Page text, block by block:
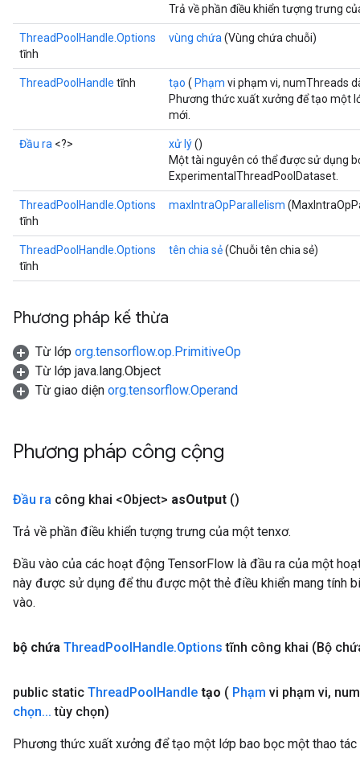
Trả về phần điều khiển tượng trưng
ThreadPoolHandle.Options
tĩnh
vùng chứa (Vùng chứa chuỗi)
ThreadPoolHandle tĩnh tạo ( Phạm vi phạm vi, numThreads
Phương thức xuất xưởng để tạo một
mới.
Đầu ra <?> xử lý()
Một tài nguyên có thể được sử dụng
ExperimentalThreadPoolDataset.
ThreadPoolHandle.Options
tĩnh
maxIntraOpParallelism
ThreadPoolHandle.Options
tĩnh
tên chia sẻ(Chuỗi tên chia sẻ)
Phương pháp kế thừa
Từ lớp org.tensorflow.op.PrimitiveOp
Từ lớp java.lang.Object
Từ giao diện org.tensorflow.Operand
Phương pháp công cộng
Đầu ra công khai <Object> asOutput ()
Trả về phần điều khiển tượng trưng của một tenxơ.
Đầu vào của các hoạt động TensorFlow là đầu ra của một
này được sử dụng để thu được một thẻ điều khiển mang tính
vào.
bộ chứa ThreadPoolHandle.Options tĩnh công khai (Bộ
public static ThreadPoolHandle tạo ( Phạm vi phạm vi, num
chọn... tùy chọn)
Phương thức xuất xưởng để tạo một lớp bao bọc một thao